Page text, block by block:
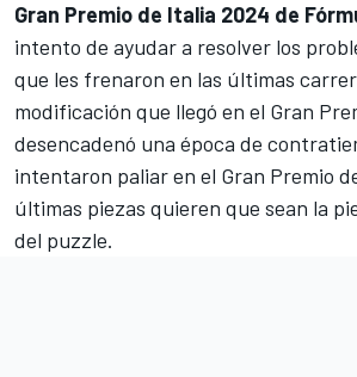
Gran Premio de Italia 2024 de
intento de ayudar a resolver los
que les frenaron en las últimas
modificación que llegó en el Gran
desencadenó una época de
intentaron paliar en el Gran Premio
últimas piezas quieren que sean la
del puzzle.